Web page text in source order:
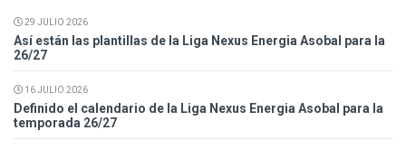
29 JULIO 2026
Así están las plantillas de la Liga Nexus Energia Asobal para la
26/27
16 JULIO 2026
Definido el calendario de la Liga Nexus Energia Asobal para la
temporada 26/27